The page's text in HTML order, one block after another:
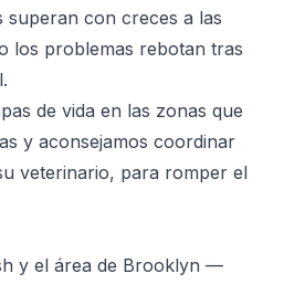
superan con creces a las
los problemas rebotan tras
de vida en las zonas que
y aconsejamos coordinar
veterinario, para romper el
y el área de Brooklyn —